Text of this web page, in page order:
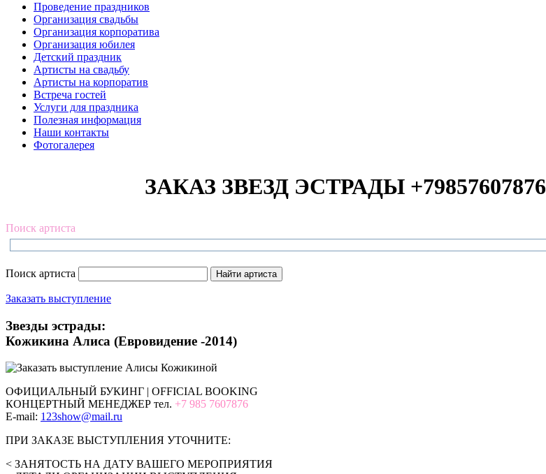
Проведение праздников
Организация свадьбы
Организация корпоратива
Организация юбилея
Детский праздник
Артисты на свадьбу
Артисты на корпоратив
Встреча гостей
Услуги для праздника
Полезная информация
Наши контакты
Фотогалерея
ЗАКАЗ ЗВЕЗД ЭСТРАДЫ +79857607876
Поиск артиста
Поиск артиста
Заказать выступление
Звезды эстрады:
Кожикина Алиса (Евровидение -2014)
ОФИЦИАЛЬНЫЙ БУКИНГ | OFFICIAL BOOKING
КОНЦЕРТНЫЙ МЕНЕДЖЕР тел. +7 985 7607876
E-mail: 123show@mail.ru
ПРИ ЗАКАЗЕ ВЫСТУПЛЕНИЯ УТОЧНИТЕ:
< ЗАНЯТОСТЬ НА ДАТУ ВАШЕГО МЕРОПРИЯТИЯ